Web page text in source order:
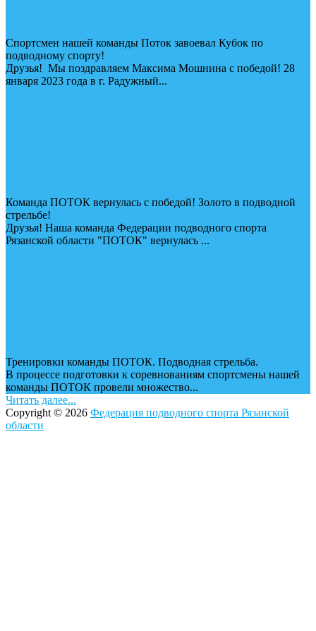
Спортсмен нашей команды Поток завоевал Кубок по
подводному спорту!
Друзья! Мы поздравляем Максима Мошнина с победой! 28
января 2023 года в г. Радужный...
Команда ПОТОК вернулась с победой! Золото в подводной
стрельбе!
Друзья! Наша команда Федерации подводного спорта
Рязанской области "ПОТОК" вернулась ...
Тренировки команды ПОТОК. Подводная стрельба.
В процессе подготовки к соревнованиям спортсмены нашей
команды ПОТОК провели множество...
Читать далее...
Copyright © 2026 Федерация подводного спорта Рязанской
области